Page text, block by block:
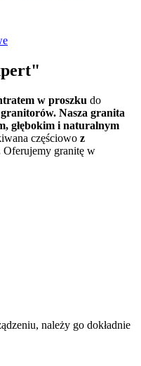
w proszku do
granitorów. Nasza granita
głębokim i naturalnym
częściowo z
Oferujemy granitę w
należy go dokładnie